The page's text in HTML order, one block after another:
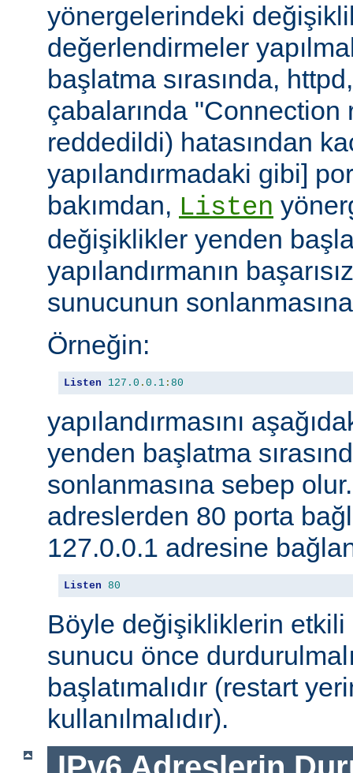
yönergelerindeki
değerlendirmeler
başlatma sırasında,
çabalarında "Connection
reddedildi) hatasından
yapılandırmadaki gibi]
bakımdan, Listen
değişiklikler yenden
yapılandırmanın
sunucunun
Örneğin:
Listen 127.0 . 0.1 : 80
yapılandırmasını
yenden başlatma
sonlanmasına sebep
adreslerden 80 porta
127.0.0.1 adresine
Listen 80
Böyle değişikliklerin
sunucu önce
başlatımalıdır (restart
kullanılmalıdır).